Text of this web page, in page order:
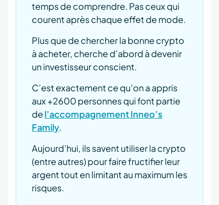
temps de comprendre. Pas ceux qui
courent après chaque effet de mode.
Plus que de chercher la bonne crypto
à acheter, cherche d’abord à devenir
un investisseur conscient.
C’est exactement ce qu’on a appris
aux +2600 personnes qui font partie
de l’accompagnement Inneo’s
Family.
Aujourd’hui, ils savent utiliser la crypto
(entre autres) pour faire fructifier leur
argent tout en limitant au maximum les
risques.